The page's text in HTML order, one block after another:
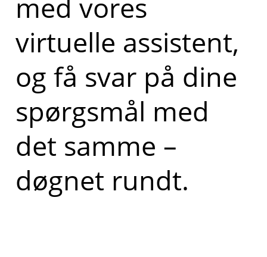
med vores
virtuelle assistent,
og få svar på dine
spørgsmål med
det samme –
døgnet rundt.